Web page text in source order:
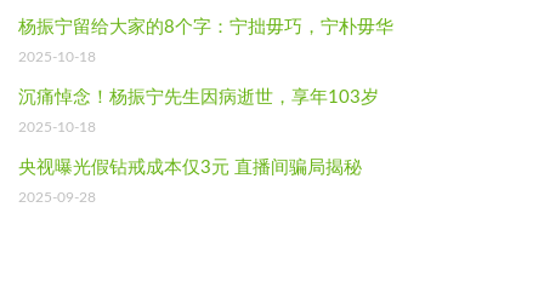
杨振宁留给大家的8个字：宁拙毋巧，宁朴毋华
2025-10-18
沉痛悼念！杨振宁先生因病逝世，享年103岁
2025-10-18
央视曝光假钻戒成本仅3元 直播间骗局揭秘
2025-09-28